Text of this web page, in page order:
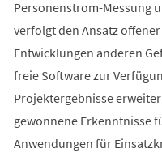
Personenstrom-Messung
verfolgt den Ansatz
Entwicklungen anderen
freie Software zur
Projektergebnisse
gewonnene Erkenntnisse
Anwendungen für